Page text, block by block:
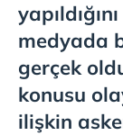
medyada
gerçek
konusu
ilişkin